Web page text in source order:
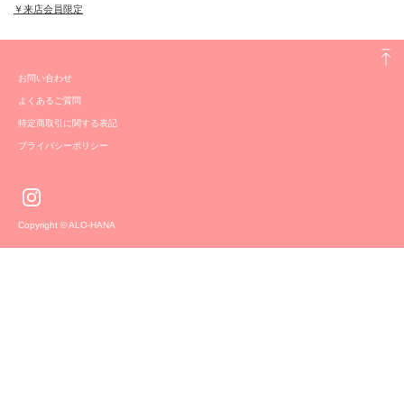
￥来店会員限定
お問い合わせ
よくあるご質問
特定商取引に関する表記
プライバシーポリシー
Copyright © ALO-HANA